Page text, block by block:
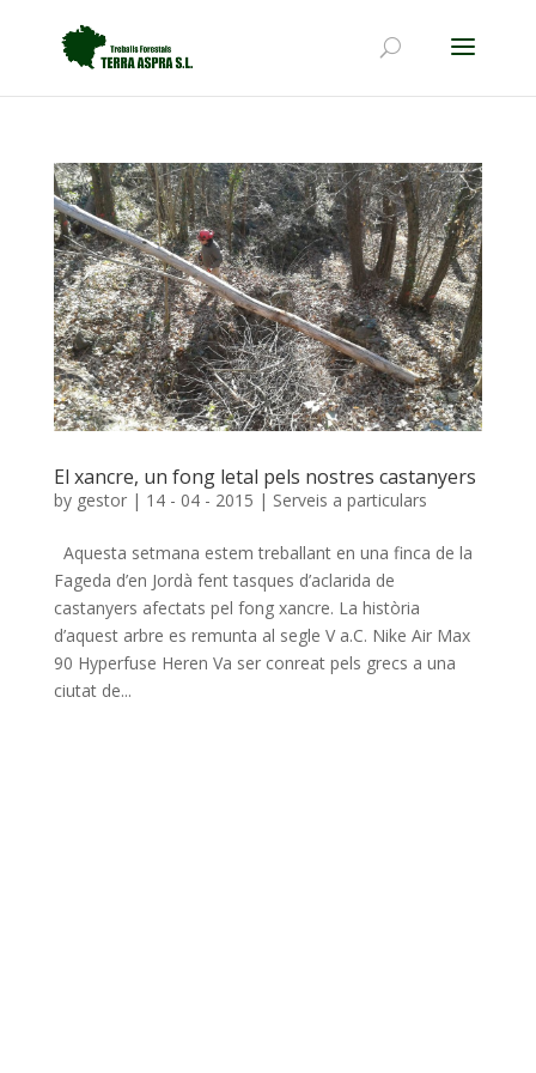
El xancre, un fong letal pels nostres castanyers
by gestor| 14 - 04 - 2015 | Serveis a particulars
Aquesta setmana estem treballant en una finca de la
Fageda d’en Jordà fent tasques d’aclarida de
castanyers afectats pel fong xancre. La història
d’aquest arbre es remunta al segle V a.C. Nike Air Max
90 Hyperfuse Heren Va ser conreat pels grecs a una
ciutat de...